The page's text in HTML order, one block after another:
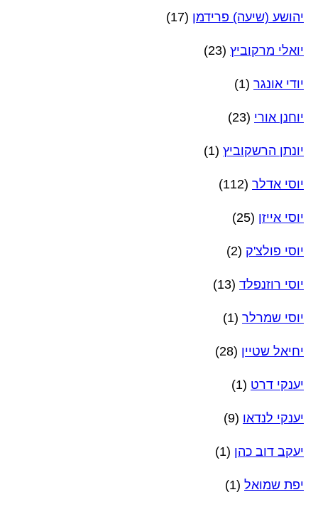
יהושע (שיעה) פרידמן (17)
יואלי מרקוביץ (23)
יודי אונגר (1)
יוחנן אורי (23)
יונתן הרשקוביץ (1)
יוסי אדלר (112)
יוסי אייזן (25)
יוסי פולצ'ק (2)
יוסי רוזנפלד (13)
יוסי שמרלר (1)
יחיאל שטיין (28)
יענקי דרט (1)
יענקי לנדאו (9)
יעקב דוב כהן (1)
יפת שמואל (1)